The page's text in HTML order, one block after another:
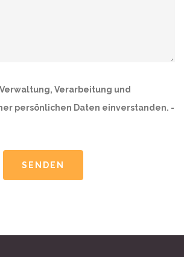
Verarbeitung und
persönlichen Daten einverstanden. -
SENDEN